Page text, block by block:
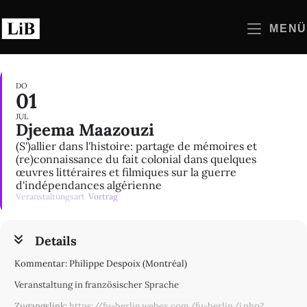
Inhalt
springen
MENÜ
DO
01
JUL
Djeema Maazouzi
(S')allier dans l'histoire: partage de mémoires et
(re)connaissance du fait colonial dans quelques
œuvres littéraires et filmiques sur la guerre
d'indépendances algérienne
Veranstaltungsart Vortrag
Details
Kommentar: Philippe Despoix (Montréal)
Veranstaltung in französischer Sprache